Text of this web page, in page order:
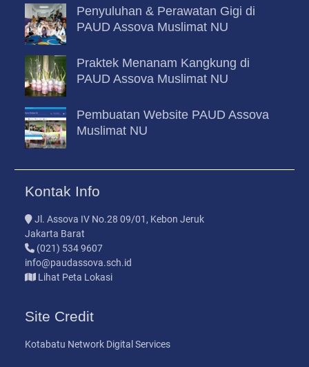
Penyuluhan & Perawatan Gigi di
PAUD Assova Muslimat NU
Praktek Menanam Kangkung di
PAUD Assova Muslimat NU
Pembuatan Website PAUD Assova
Muslimat NU
Kontak Info
Jl. Assova IV No.28 09/01, Kebon Jeruk
Jakarta Barat
(021) 534 9607
info@paudassova.sch.id
Lihat Peta Lokasi
Site Credit
Kotabatu Network Digital Services